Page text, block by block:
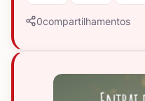
0compartilhamentos